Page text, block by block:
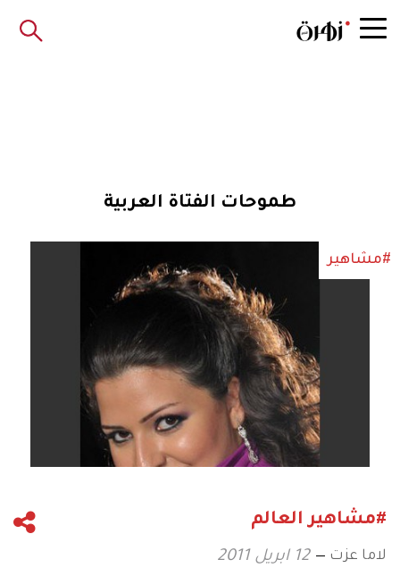
طموحات الفتاة العربية
#مشاهير
#مشاهير العالم
لاما عزت 12 ابريل 2011